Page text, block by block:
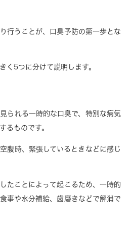
行うことが、口臭予防の第一歩とな
く5つに分けて説明します。
られる一時的な口臭で、特別な病気
るものです。
腹時、緊張しているときなどに感じ
たことによって起こるため、一時的
事や水分補給、歯磨きなどで解消で